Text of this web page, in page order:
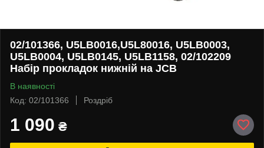
02/101366, U5LB0016,U5L80016, U5LB0003,
U5LB0004, U5LB0145, U5LB1158, 02/102209
Набір прокладок нижній на JCB
В наявності
Код: 02/101366
Роздріб
1 090 ₴